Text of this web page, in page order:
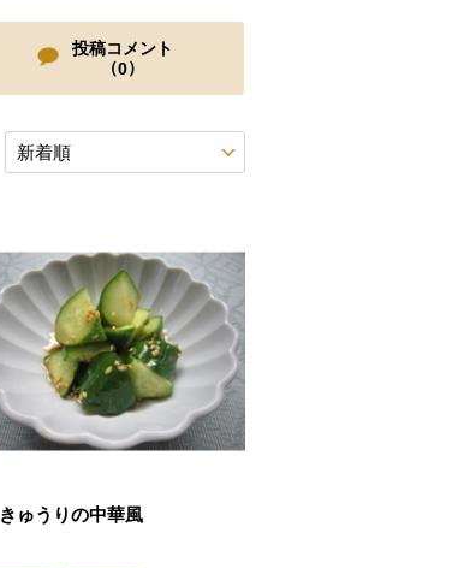
投稿コメント
（0）
きゅうりの中華風